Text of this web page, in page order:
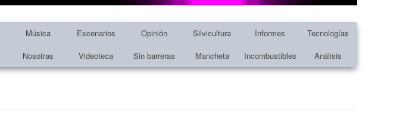
Música Escenarios Opinión Silvicultura Informes
Tecnologías
Nosotras Videoteca Sin barreras Mancheta Incombustibles Análisis